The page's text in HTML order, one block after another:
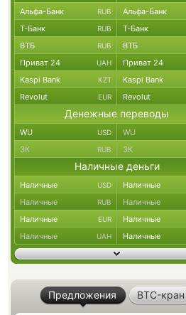
Альфа-Банк RUB Альфа-Банк
Т-Банк RUB Т-Банк
ВТБ RUB ВТБ
Приват 24 UAH Приват 24
Kaspi Bank KZT Kaspi Bank
Revolut EUR Revolut
Денежные переводы
WU USD WU
ЗК RUB ЗК
Наличные деньги
Наличные USD Наличные
Наличные RUB Наличные
Наличные EUR Наличные
Наличные UAH Наличные
Предложения BTC-кран